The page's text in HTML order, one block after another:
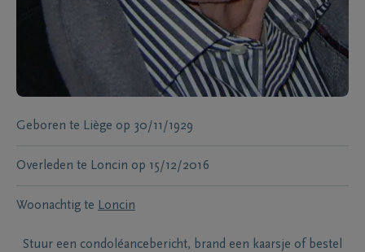
Geboren te Liège op 30/11/1929
Overleden te Loncin op 15/12/2016
Woonachtig te Loncin
Stuur een condoléancebericht, brand een kaarsje of bestel